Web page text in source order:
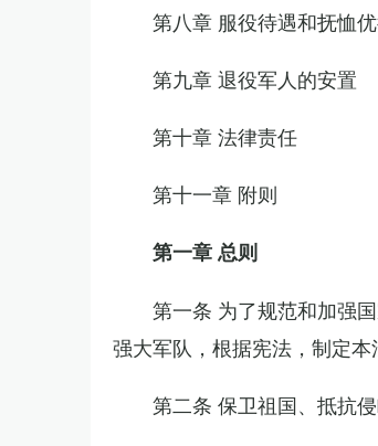
第八章 服役待遇和抚恤
第九章 退役军人的安置
第十章 法律责任
第十一章 附则
第一章 总则
第一条 为了规范和加强
强大军队，根据宪法，制定本
第二条 保卫祖国、抵抗